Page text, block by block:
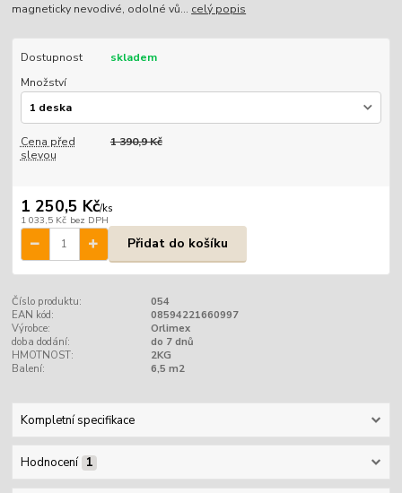
magneticky nevodivé, odolné vů... celý popis
Dostupnost
skladem
Množství
Cena před
slevou
1 390,9 Kč
1 250,5 Kč/ks
1 033,5 Kč bez DPH
Přidat do košíku
Číslo produktu:
054
EAN kód:
08594221660997
Výrobce:
Orlimex
doba dodání:
do 7 dnů
HMOTNOST:
2KG
Balení:
6,5 m2
Kompletní specifikace
Hodnocení 1